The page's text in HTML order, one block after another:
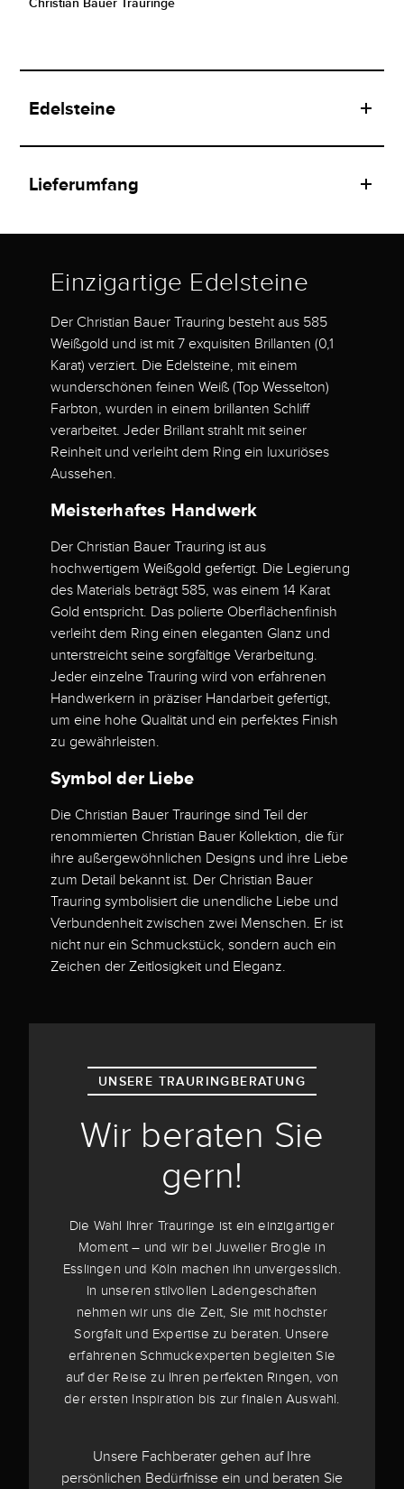
Christian Bauer Trauringe
Edelsteine
Lieferumfang
Einzigartige Edelsteine
Der Christian Bauer Trauring besteht aus 585
Weißgold und ist mit 7 exquisiten Brillanten (0,1
Karat) verziert. Die Edelsteine, mit einem
wunderschönen feinen Weiß (Top Wesselton)
Farbton, wurden in einem brillanten Schliff
verarbeitet. Jeder Brillant strahlt mit seiner
Reinheit und verleiht dem Ring ein luxuriöses
Aussehen.
Meisterhaftes Handwerk
Der Christian Bauer Trauring ist aus
hochwertigem Weißgold gefertigt. Die Legierung
des Materials beträgt 585, was einem 14 Karat
Gold entspricht. Das polierte Oberflächenfinish
verleiht dem Ring einen eleganten Glanz und
unterstreicht seine sorgfältige Verarbeitung.
Jeder einzelne Trauring wird von erfahrenen
Handwerkern in präziser Handarbeit gefertigt,
um eine hohe Qualität und ein perfektes Finish
zu gewährleisten.
Symbol der Liebe
Die Christian Bauer Trauringe sind Teil der
renommierten Christian Bauer Kollektion, die für
ihre außergewöhnlichen Designs und ihre Liebe
zum Detail bekannt ist. Der Christian Bauer
Trauring symbolisiert die unendliche Liebe und
Verbundenheit zwischen zwei Menschen. Er ist
nicht nur ein Schmuckstück, sondern auch ein
Zeichen der Zeitlosigkeit und Eleganz.
UNSERE TRAURINGBERATUNG
Wir beraten Sie
gern!
Die Wahl Ihrer Trauringe ist ein einzigartiger
Moment – und wir bei Juwelier Brogle in
Esslingen und Köln machen ihn unvergesslich.
In unseren stilvollen Ladengeschäften
nehmen wir uns die Zeit, Sie mit höchster
Sorgfalt und Expertise zu beraten. Unsere
erfahrenen Schmuckexperten begleiten Sie
auf der Reise zu Ihren perfekten Ringen, von
der ersten Inspiration bis zur finalen Auswahl.
Unsere Fachberater gehen auf Ihre
persönlichen Bedürfnisse ein und beraten Sie